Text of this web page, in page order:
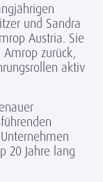
und Sandra
Austria. Sie
zurück,
aktiv
20 Jahre lang